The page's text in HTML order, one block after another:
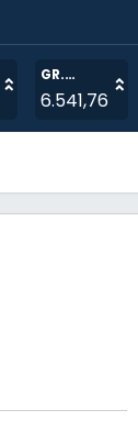
GR.
ALTIN
6.541,76